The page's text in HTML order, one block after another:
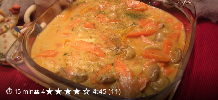
⏱ 15 min👥 4★★★★☆ 4.45 (11)